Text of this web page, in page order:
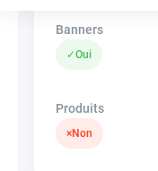
Banners
✓Oui
Produits
×Non